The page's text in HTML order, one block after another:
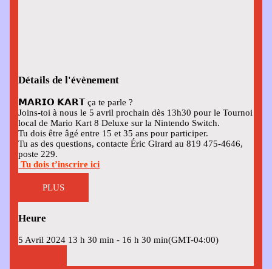
Détails de l'évènement
𝗠𝗔𝗥𝗜𝗢 𝗞𝗔𝗥𝗧 ça te parle ?
Joins-toi à nous le 5 avril prochain dès 13h30 pour le Tournoi
local de Mario Kart 8 Deluxe sur la Nintendo Switch.
Tu dois être âgé entre 15 et 35 ans pour participer.
Tu as des questions, contacte Éric Girard au 819 475-4646,
poste 229.
Tu dois t’inscrire ici
PLUS
Heure
5 Avril 2024 13 h 30 min - 16 h 30 min(GMT-04:00)